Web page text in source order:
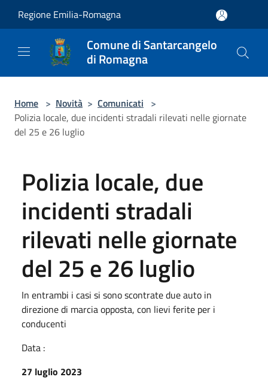
Regione Emilia-Romagna
Comune di Santarcangelo
di Romagna
Home > Novità > Comunicati >
Polizia locale, due incidenti stradali rilevati nelle giornate
del 25 e 26 luglio
Polizia locale, due
incidenti stradali
rilevati nelle giornate
del 25 e 26 luglio
In entrambi i casi si sono scontrate due auto in
direzione di marcia opposta, con lievi ferite per i
conducenti
Data :
27 luglio 2023